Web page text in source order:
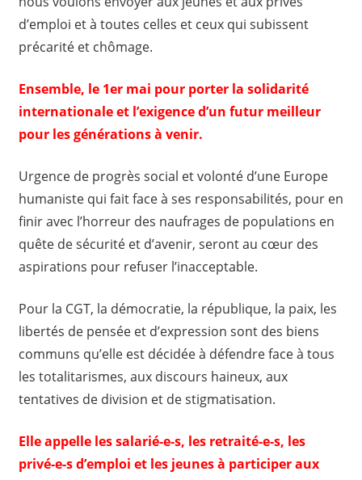
d’emploi et à toutes celles et ceux qui subissent
précarité et chômage.
Ensemble, le 1er mai pour porter la solidarité
internationale et l’exigence d’un futur meilleur
pour les générations à venir.
Urgence de progrès social et volonté d’une Europe
humaniste qui fait face à ses responsabilités, pour en
finir avec l’horreur des naufrages de populations en
quête de sécurité et d’avenir, seront au cœur des
aspirations pour refuser l’inacceptable.
Pour la CGT, la démocratie, la république, la paix, les
libertés de pensée et d’expression sont des biens
communs qu’elle est décidée à défendre face à tous
les totalitarismes, aux discours haineux, aux
tentatives de division et de stigmatisation.
Elle appelle les salarié-e-s, les retraité-e-s, les
privé-e-s d’emploi et les jeunes à participer aux